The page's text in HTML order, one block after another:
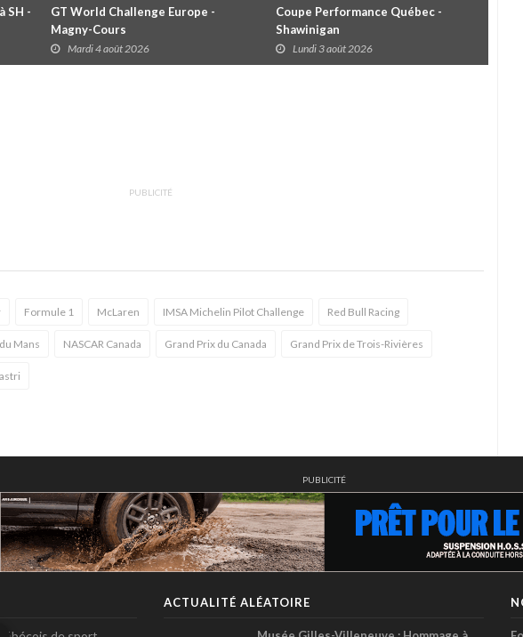
SH -
GT World Challenge Europe -
Magny-Cours
Mardi 4 août 2026
Coupe Performance Québec -
Shawinigan
Lundi 3 août 2026
PUBLICITÉ
Formule 1 McLaren IMSA Michelin Pilot Challenge Red Bull Racing
Mans NASCAR Canada Grand Prix du Canada Grand Prix de Trois-Rivières
PUBLICITÉ
ACTUALITÉ ALÉATOIRE